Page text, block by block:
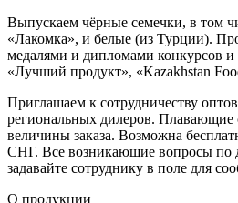
Выпускаем чёрные семечки, в том
«Лакомка», и белые (из Турции).
медалями и дипломами конкурсов
«Лучший продукт», «Kazakhstan
Приглашаем к сотрудничеству
региональных дилеров. Плавающие
величины заказа. Возможна
СНГ. Все возникающие вопросы по
задавайте сотруднику в поле для
О продукции